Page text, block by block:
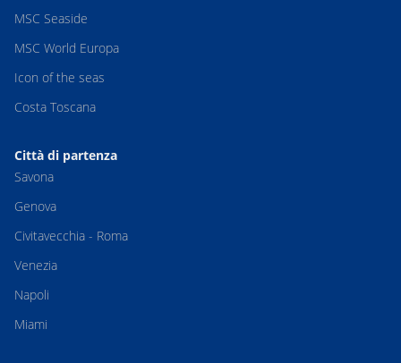
MSC Seaside
MSC World Europa
Icon of the seas
Costa Toscana
Città di partenza
Savona
Genova
Civitavecchia - Roma
Venezia
Napoli
Miami